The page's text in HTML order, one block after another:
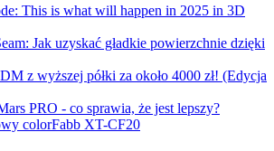
This is what will happen in 2025 in 3D
Jak uzyskać gładkie powierzchnie dzięki
z wyższej półki za około 4000 zł! (Edycja
PRO - co sprawia, że jest lepszy?
colorFabb XT-CF20